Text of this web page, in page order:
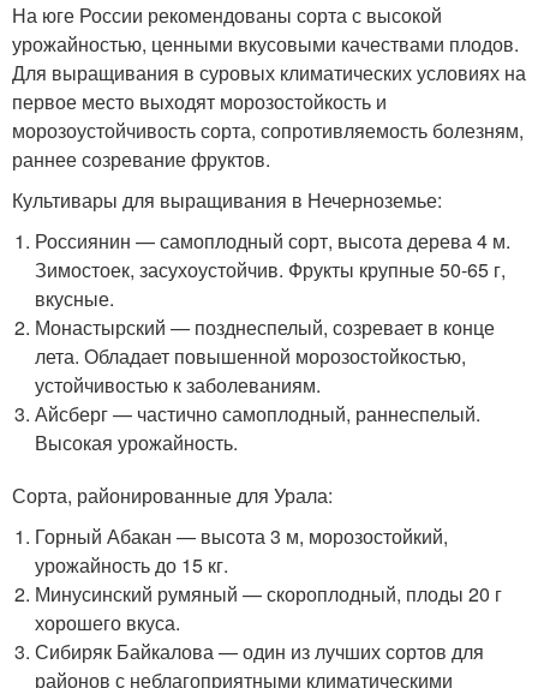
На юге России рекомендованы сорта с высокой
урожайностью, ценными вкусовыми качествами плодов.
Для выращивания в суровых климатических условиях на
первое место выходят морозостойкость и
морозоустойчивость сорта, сопротивляемость болезням,
раннее созревание фруктов.
Культивары для выращивания в Нечерноземье:
Россиянин — самоплодный сорт, высота дерева 4 м.
Зимостоек, засухоустойчив. Фрукты крупные 50-65 г,
вкусные.
Монастырский — позднеспелый, созревает в конце
лета. Обладает повышенной морозостойкостью,
устойчивостью к заболеваниям.
Айсберг — частично самоплодный, раннеспелый.
Высокая урожайность.
Сорта, районированные для Урала:
Горный Абакан — высота 3 м, морозостойкий,
урожайность до 15 кг.
Минусинский румяный — скороплодный, плоды 20 г
хорошего вкуса.
Сибиряк Байкалова — один из лучших сортов для
районов с неблагоприятными климатическими